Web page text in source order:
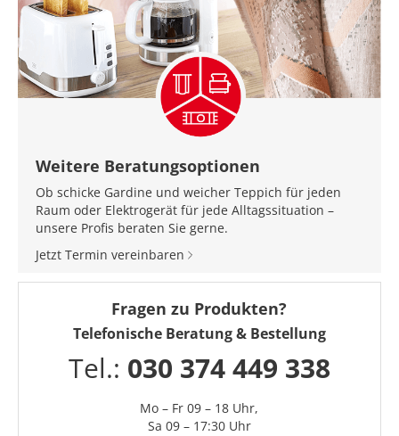
Weitere Beratungsoptionen
Ob schicke Gardine und weicher Teppich für jeden
Raum oder Elektrogerät für jede Alltagssituation –
unsere Profis beraten Sie gerne.
Jetzt Termin vereinbaren
Fragen zu Produkten?
Telefonische Beratung & Bestellung
Tel.: 030 374 449 338
Mo – Fr 09 – 18 Uhr,
Sa 09 – 17:30 Uhr